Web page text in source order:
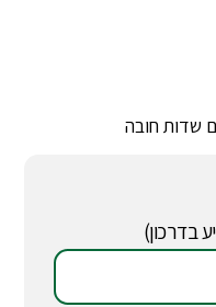
שדות חובה
בדרכון)